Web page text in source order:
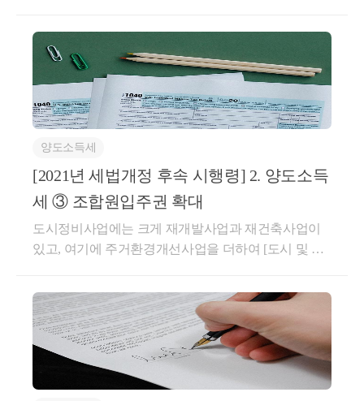
여할 뇌물의 회계처리를 위하여 가공의 이 사건 각 세
금계산서를 수취하였다.’라는 취지의 진술을 한 사실
을 인정할 수 있다. 위 인정사실에 의하면, 이 사건 각
세금계산서는 재화나 용역의 공급이 없이 발행된 가공
의 세금계산서라고 봄이 상당하므로, 설령 원고가 부
득이하게 이 사건 각 세금계산서를 발급받았다고 하더
라도 위 각 세금계산서상의 공급가액은 매입세액의 공
제를 할 수 없고, 이러한 가공의 거래를 통해 원고들의
순자산이 감소된 것이 아니므로 그 금액을 손금으로
볼 수 없으며, 원고들이 WWW의 직원들에게 지급한
리베이트는 사회질서에 위반하여 지출된 비용으로 일
반적으로 인정되는 통상적인 것이라고 할 수는 없기에
이유 없다.​​조심2016서311, 2016.08.03[청구법인 주장]
(6)(쟁점①-6광고선전비) 청구법인은 2011년 광고 목적
으로 ○○을 구입하였다. ○○은 ○○ 회장의 작품으로서
분량은 4박스이고 박스당 총 160여 점의 작품으로 구
성되어 있다. 처분청은 해당 작품이 ○○이라는 이유만
법 제7조 제1항의 규정에 의하여 부가가치세가 과세되
는 것입니다.​​​(2) 면세 요건​1) 개인​개인이든 법인이든 사
업자는 부가가치세 납세의무가 있습니다. 그런데 인적
용역 면세는 오직 개인만 적용받을 수 있습니다. 따라
서 같은 인적용역이라도 법인이 직원을 통해 인적 용
역을 제공하고 대가를 수령하면 과세됩니다.​개인의 인
적용역을 면세하는 이유는 무엇일까요? 판례에 따르
용역은 순수한 자기 노동력으로서 그 외에 특별히 부
가되는 가치를 찾기 어렵다는 점 (대법 1983. 6. 28. 선고
82누312 판결), 근로자를 고용함이 없이 개인이 독립적
경우 그 용역은 순수한 노무용역으로서 근로용역과 유
사한 점을 감안하는 것이고, 근로용역과 같이 부가가
치세를 면세함으로써 사업자등록 및 부가가치세 신고
등에 따른 납세협력비용 및 과다한 행정비용을 축소하
기 위한 점 (심사부가2009-174, 2009.12.22)에 취지가 있
습니다.​간세1235-2488, 1977.08.11개인이 독립된 자격
서로가 느끼는 가치에 따라 정하기 나름입니다. 이때
작가와 함께 갤러리스트와 아트딜러가 소득을 얻게 되
므로, 소득세 문제가 불거집니다.​한편 작품이 명성을
얻기 시작하면, 이미 다른 컬렉터가 가지고 있는 작품
인데도 갖고 싶어하는 사람들이 생겨납니다. 그러면
작품이 시장에 다시 나옵니다. 미술시장에서 중고품
니다. 그만큼 찾는 사람이 많아졌고 가치가 높아졌다
는 것입니다. 이때는 경매를 통해 새 주인이 결정됩니
다. 이 거래현장을 2차 시장이라고 합니다. 2차 시장은
아트딜러와 갤러리도 참여하지만 경매회사도 참여합
미술시장의 꽃입니다. 경매회사는 10∼30%의 수수료
를 받는 것으로 알려져 있습니다. 이때도 소득세(법인
세) 문제가 불거집니다. 이 장에서는 먼저 개인의 소득
을 설명합니다.​​​(2) 소득구분​1) 사업소득​아트딜러나 갤
러리스트들은 갤러리를 운영하면서 직접 작품을 매입
양도소득세
[2021년 세법개정 후속 시행령] 2. 양도소득
세 ③ 조합원입주권 확대
도시정비사업에는 크게 재개발사업과 재건축사업이
있고, 여기에 주거환경개선사업을 더하여 [도시 및 주
다. 그런데 도정법의 사업은 정석적인 절차를 규정하
고 있기 때문에, 소규모의 정비구역이 이 모든 절차를
지키기에는 절차도 복잡하고 사업성도 떨어지게 됩니
다. 그래서 다시 [빈집 및 소규모주택 정비에 관한 특례
법]을 만들어서, 소규모재개발사업, 소규모재건축사
업, 자율주택정비사업, 가로주택정비사업, 빈집정비사